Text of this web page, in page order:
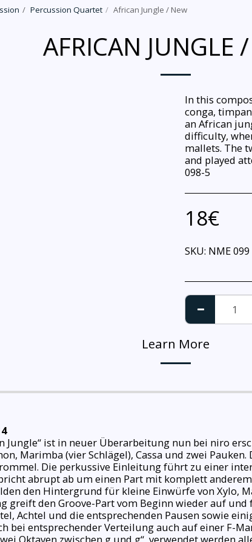
Percussion Quartet African Jungle / New
AFRICAN JUNGLE
In this
conga,
an African
difficulty,
mallets. The
and played
098-5
18€
SKU: NME 099
Learn More
Jungle“ ist in neuer Überarbeitung nun bei niro
Marimba (vier Schlägel), Cassa und zwei
Die perkussive Einleitung führt zu einer
abrupt ab um einen Part mit komplett
den Hintergrund für kleine Einwürfe von Xylo,
greift den Groove-Part vom Beginn wieder auf
Achtel und die entsprechenden Pausen sowie
bei entsprechender Verteilung auch auf einer F-
Oktaven zwischen g und g‘‘, verwendet werden